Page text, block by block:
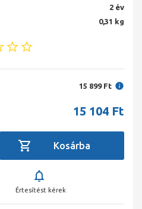
2 év
0,31 kg
15 899 Ft
15 104 Ft
Értesítést kérek